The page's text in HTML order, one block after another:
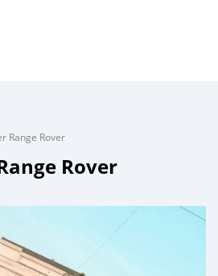
Range Rover
Rover